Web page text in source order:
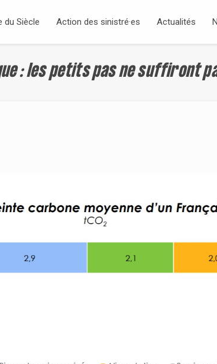
du Siècle Action des sinistré·es Actualités
: les petits pas ne suffiront